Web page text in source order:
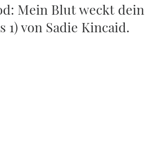
Mein Blut weckt dein
von Sadie Kincaid.